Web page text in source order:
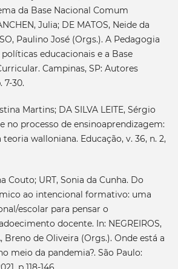
da Base Nacional Comum
Julia; DE MATOS, Neide da
Paulino José (Orgs.). A Pedagogia
educacionais e a Base
Campinas, SP: Autores
7-30.
Martins; DA SILVA LEITE, Sérgio
no processo de ensinoaprendizagem:
walloniana. Educação, v. 36, n. 2,
Couto; URT, Sonia da Cunha. Do
ao intencional formativo: uma
escolar para pensar o
docente. In: NEGREIROS,
Breno de Oliveira (Orgs.). Onde está a
meio da pandemia?. São Paulo: